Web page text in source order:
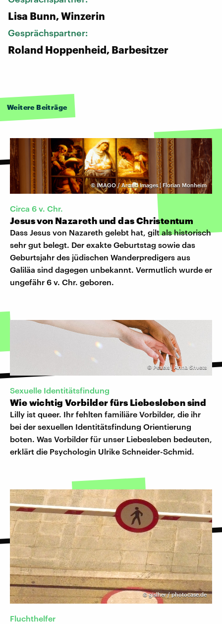
Lisa Bunn, Winzerin
Gesprächspartner:
Roland Hoppenheid, Barbesitzer
Weitere Beiträge
©IMAGO / Arcaid Images | Florian Monheim
Circa 6 v. Chr.
Jesus von Nazareth und das Christentum
Dass Jesus von Nazareth gelebt hat, gilt als historisch
sehr gut belegt. Der exakte Geburtstag sowie das
Geburtsjahr des jüdischen Wanderpredigers aus
Galiläa sind dagegen unbekannt. Vermutlich wurde er
ungefähr 6 v. Chr. geboren.
© Pexels | Anna Shvets
Sexuelle Identitätsfindung
Wie wichtig Vorbilder fürs Liebesleben sind
Lilly ist queer. Ihr fehlten familiäre Vorbilder, die ihr
bei der sexuellen Identitätsfindung Orientierung
boten. Was Vorbilder für unser Liebesleben bedeuten,
erklärt die Psychologin Ulrike Schneider-Schmid.
©gislher / photocase.de
Fluchthelfer